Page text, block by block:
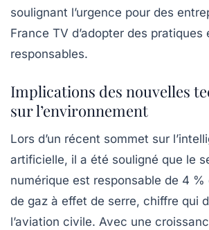
soulignant l’urgence pour des
France TV d’adopter des pratiques
responsables.
Implications des nouvelles
sur l’environnement
Lors d’un récent sommet sur
artificielle, il a été souligné que le
numérique est responsable de 4 %
de gaz à effet de serre, chiffre qui
l’aviation civile. Avec une